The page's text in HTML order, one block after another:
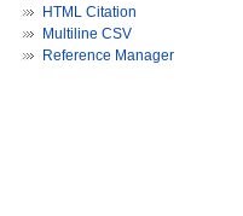
HTML Citation
Multiline CSV
Reference Manager